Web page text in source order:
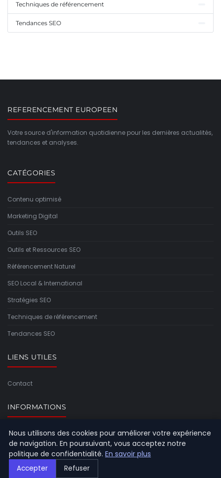
Techniques de référencement
Tendances SEO
REFERENCEMENT EUROPEEN
Votre source d'information quotidienne pour les dernières actualités,
tendances et analyses.
CATÉGORIES
Contenu optimisé
Marketing Digital
Outils SEO
Outils et Ressources SEO
Référencement Naturel
SEO Local & International
Stratégies SEO
Techniques de référencement
Tendances SEO
LIENS UTILES
Contact
INFORMATIONS
Plan du site
© 2026 Referencement Europeen. Tous droits réservés.
Nous utilisons des cookies pour améliorer votre expérience
de navigation. En poursuivant, vous acceptez notre
politique de confidentialité. En savoir plus
Accepter Refuser